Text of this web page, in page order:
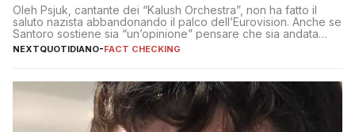
Oleh Psjuk, cantante dei “Kalush Orchestra”, non ha fatto il
saluto nazista abbandonando il palco dell’Eurovision. Anche se
Santoro sostiene sia “un’opinione” pensare che sia andata
così
NEXTQUOTIDIANO-FACT CHECKING